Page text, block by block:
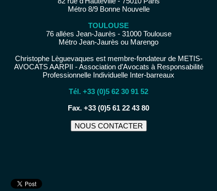
Métro 8/9 Bonne Nouvelle
TOULOUSE
76 allées Jean-Jaurès - 31000 Toulouse
Métro Jean-Jaurès ou Marengo
Christophe Lèguevaques est membre-fondateur de METIS-
AVOCATS AARPII - Association d’Avocats à Responsabilité
Professionnelle Individuelle Inter-barreaux
Tél. +33 (0)5 62 30 91 52
−
Fax. +33 (0)5 61 22 43 80
NOUS CONTACTER